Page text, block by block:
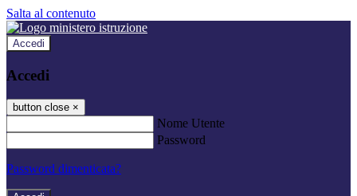
Salta al contenuto
Accedi
Accedi
button close ×
Nome Utente
Password
Password dimenticata?